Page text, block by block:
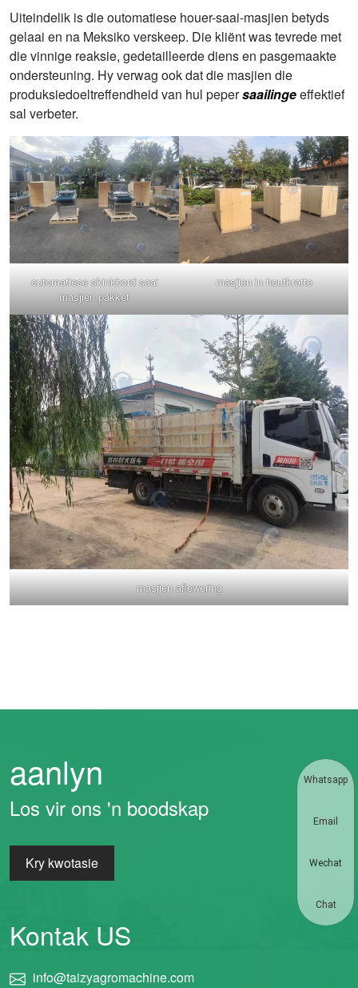
Uiteindelik is die outomatiese houer-saai-masjien betyds
gelaai en na Meksiko verskeep. Die kliënt was tevrede met
die vinnige reaksie, gedetailleerde diens en pasgemaakte
ondersteuning. Hy verwag ook dat die masjien die
produksiedoeltreffendheid van hul pepersaailingeeffektief
sal verbeter.
outomatiese skinkbord saai
masjien pakket
masjien in houtkratte
masjien aflewering
aanlyn
Los vir ons 'n boodskap
Kry kwotasie
Kontak US
info@taizyagromachine.com
Whatsapp
Email
Wechat
Chat